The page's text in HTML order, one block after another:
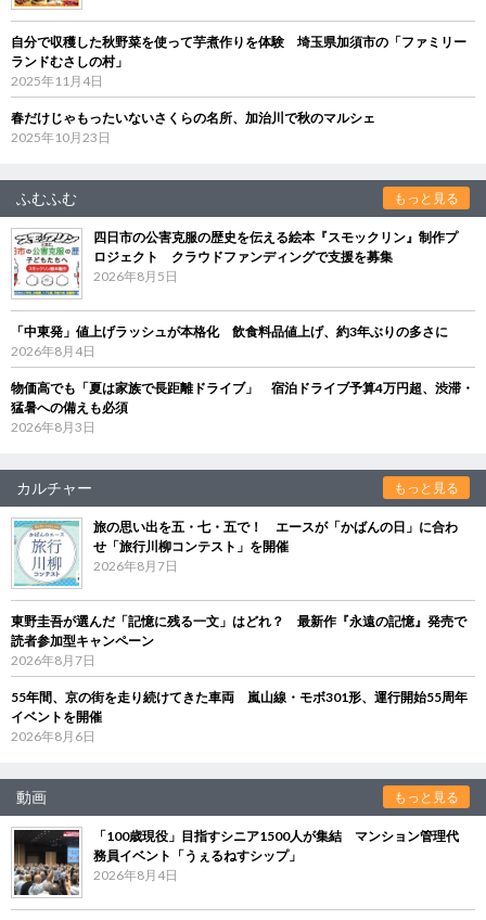
自分で収穫した秋野菜を使って芋煮作りを体験 埼玉県加須市の「ファミリー
ランドむさしの村」
2025年11月4日
春だけじゃもったいないさくらの名所、加治川で秋のマルシェ
2025年10月23日
ふむふむ もっと見る
四日市の公害克服の歴史を伝える絵本『スモックリン』制作プ
ロジェクト クラウドファンディングで支援を募集
2026年8月5日
「中東発」値上げラッシュが本格化 飲食料品値上げ、約3年ぶりの多さに
2026年8月4日
物価高でも「夏は家族で長距離ドライブ」 宿泊ドライブ予算4万円超、渋滞・
猛暑への備えも必須
2026年8月3日
カルチャー もっと見る
旅の思い出を五・七・五で！ エースが「かばんの日」に合わ
せ「旅行川柳コンテスト」を開催
2026年8月7日
東野圭吾が選んだ「記憶に残る一文」はどれ？ 最新作『永遠の記憶』発売で
読者参加型キャンペーン
2026年8月7日
55年間、京の街を走り続けてきた車両 嵐山線・モボ301形、運行開始55周年
イベントを開催
2026年8月6日
動画 もっと見る
「100歳現役」目指すシニア1500人が集結 マンション管理代
務員イベント「うぇるねすシップ」
2026年8月4日